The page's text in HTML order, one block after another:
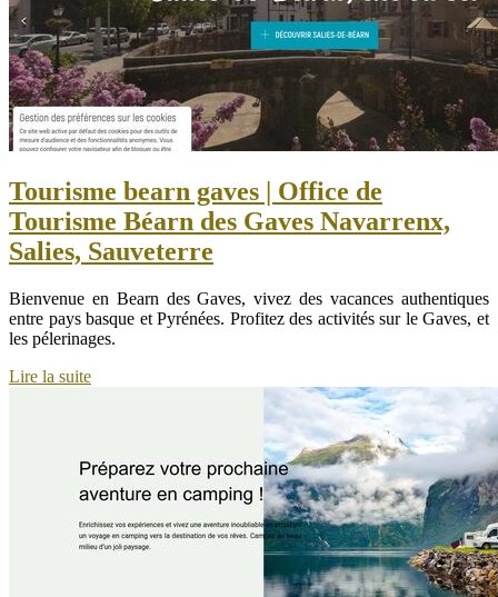
Tourisme bearn gaves | Office de
Tourisme Béarn des Gaves Navarrenx,
Salies, Sauveterre
Bienvenue en Bearn des Gaves, vivez des vacances authentiques
entre pays basque et Pyrénées. Profitez des activités sur le Gaves, et
les pélerinages.
Lire la suite